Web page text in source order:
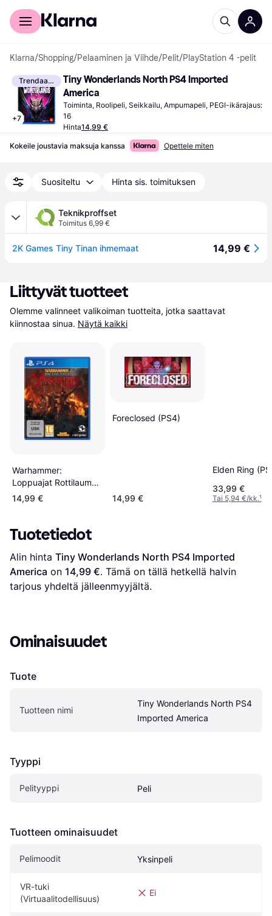
Kuluttajille
Klarna/Shopping/Pelaaminen ja Viihde/Pelit/PlayStation 4 -pelit
Trendaava
+7
Tiny Wonderlands North PS4 Imported
America
Toiminta, Roolipeli, Seikkailu, Ampumapeli, PEGI-ikärajaus:
16
Hinta14,99 €
Kokeile joustavia maksuja kanssa Opettele miten
Suositeltu Hinta sis. toimituksen
Teknikproffset
Toimitus 6,99 €
2K Games Tiny Tinan ihmemaat 14,99 €
Liittyvät tuotteet
Olemme valinneet valikoiman tuotteita, jotka saattavat
kiinnostaa sinua. Näytä kaikki
Warhammer:
Loppuajat Rottilaumat
Sony PlayStation 4
FPS
14,99 €
Foreclosed (PS4)
14,99 €
Elden Ring
33,99 €
Tai 5,94 €/kk.¹
Tuotetiedot
Alin hinta Tiny Wonderlands North PS4 Imported
America on 14,99 €. Tämä on tällä hetkellä halvin
tarjous yhdeltä jälleenmyyjältä.
Ominaisuudet
Tuote
Tuotteen nimi
Tiny Wonderlands North PS4
Imported America
Tyyppi
Pelityyppi Peli
Tuotteen ominaisuudet
Pelimoodit Yksinpeli
VR-tuki
(Virtuaalitodellisuus)
Ei